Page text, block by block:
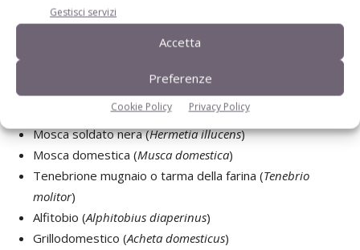
Gestisci servizi
Accetta
Preferenze
Cookie Policy Privacy Policy
discutendo per renderle utilizzabili in avicoltura e
suinicoltura. Le specie di insetti di cui si ha già
l’autorizzazione in acquacoltura sono sette:
Mosca soldato nera (Hermetia illucens)
Mosca domestica (Musca domestica)
Tenebrione mugnaio o tarma della farina (Tenebrio
molitor)
Alfitobio (Alphitobius diaperinus)
Grillodomestico (Acheta domesticus)